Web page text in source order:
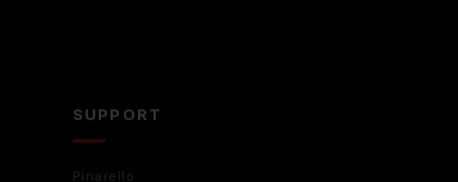
SUPPORT
Pinarello